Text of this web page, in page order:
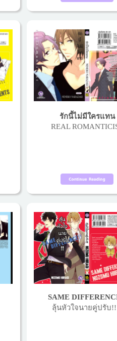
รักนี้ไม่มีใครแทน
REAL
SAME
ลุ้นหัวใจนายคู่ปรับ!!